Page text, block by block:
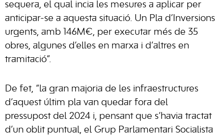
sequera, el qual incia les mesures a aplicar per
anticipar-se a aquesta situació. Un Pla d’Inversions
urgents, amb 146M€, per executar més de 35
obres, algunes d’elles en marxa i d’altres en
tramitació”.
De fet, “la gran majoria de les infraestructures
d’aquest últim pla van quedar fora del
pressupost del 2024 i, pensant que s’havia tractat
d’un oblit puntual, el Grup Parlamentari Socialista